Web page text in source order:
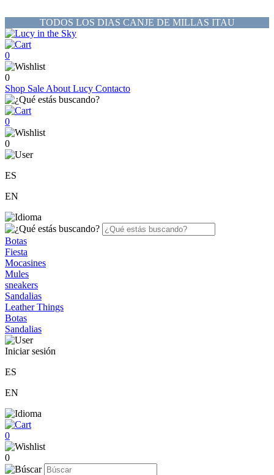
TODOS LOS DIAS CANJE DE MILLAS ITAU
0
0
Shop Sale About Lucy Contacto
0
0
ES
EN
Botas
Fiesta
Mocasines
Mules
sneakers
Sandalias
Leather Things
Botas
Sandalias
Iniciar sesión
ES
EN
0
0